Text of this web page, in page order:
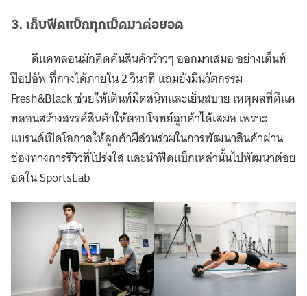
3. เก็บฟีดแบ็กทุกเม็ดมาต่อยอด
ดีแคทลอนมักคิดค้นสินค้าว้าวๆ ออกมาเสมอ อย่างเต็นท์
ป๊อปอัพ ที่กางได้ภายใน 2 วินาที แถมยังมีนวัตกรรม
Fresh&Black ช่วยให้เต็นท์มืดสนิทและเย็นสบาย เหตุผลที่ดีแค
ทลอนสร้างสรรค์สินค้าให้ตอบโจทย์ลูกค้าได้เสมอ เพราะ
แบรนด์เปิดโอกาสให้ลูกค้ามีส่วนร่วมในการพัฒนาสินค้าผ่าน
ช่องทางการรีวิวที่โปร่งใส และนำฟีดแบ็กเหล่านั้นไปพัฒนาต่อย
อดใน SportsLab